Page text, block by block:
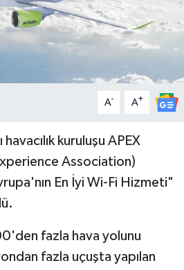
A- A+
kuruluşu APEX
Association)
En İyi Wi-Fi Hizmeti"
fazla hava yolunu
fazla uçuşta yapılan